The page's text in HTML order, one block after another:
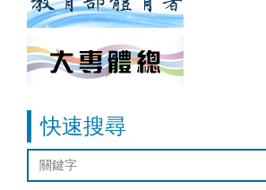
快速搜尋